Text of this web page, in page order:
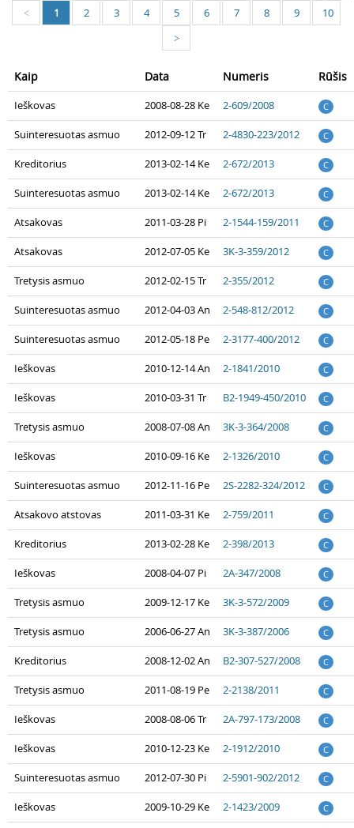
< 1 2 3 4 5 6 7 8 9 10
>
Kaip Data Numeris Rūšis
Ieškovas 2008-08-28 Ke 2-609/2008 C
Suinteresuotas asmuo 2012-09-12 Tr 2-4830-223/2012 C
Kreditorius 2013-02-14 Ke 2-672/2013 C
Suinteresuotas asmuo 2013-02-14 Ke 2-672/2013 C
Atsakovas 2011-03-28 Pi 2-1544-159/2011 C
Atsakovas 2012-07-05 Ke 3K-3-359/2012 C
Tretysis asmuo 2012-02-15 Tr 2-355/2012 C
Suinteresuotas asmuo 2012-04-03 An 2-548-812/2012 C
Suinteresuotas asmuo 2012-05-18 Pe 2-3177-400/2012 C
Ieškovas 2010-12-14 An 2-1841/2010 C
Ieškovas 2010-03-31 Tr B2-1949-450/2010 C
Tretysis asmuo 2008-07-08 An 3K-3-364/2008 C
Ieškovas 2010-09-16 Ke 2-1326/2010 C
Suinteresuotas asmuo 2012-11-16 Pe 2S-2282-324/2012 C
Atsakovo atstovas 2011-03-31 Ke 2-759/2011 C
Kreditorius 2013-02-28 Ke 2-398/2013 C
Ieškovas 2008-04-07 Pi 2A-347/2008 C
Tretysis asmuo 2009-12-17 Ke 3K-3-572/2009 C
Tretysis asmuo 2006-06-27 An 3K-3-387/2006 C
Kreditorius 2008-12-02 An B2-307-527/2008 C
Tretysis asmuo 2011-08-19 Pe 2-2138/2011 C
Ieškovas 2008-08-06 Tr 2A-797-173/2008 C
Ieškovas 2010-12-23 Ke 2-1912/2010 C
Suinteresuotas asmuo 2012-07-30 Pi 2-5901-902/2012 C
Ieškovas 2009-10-29 Ke 2-1423/2009 C